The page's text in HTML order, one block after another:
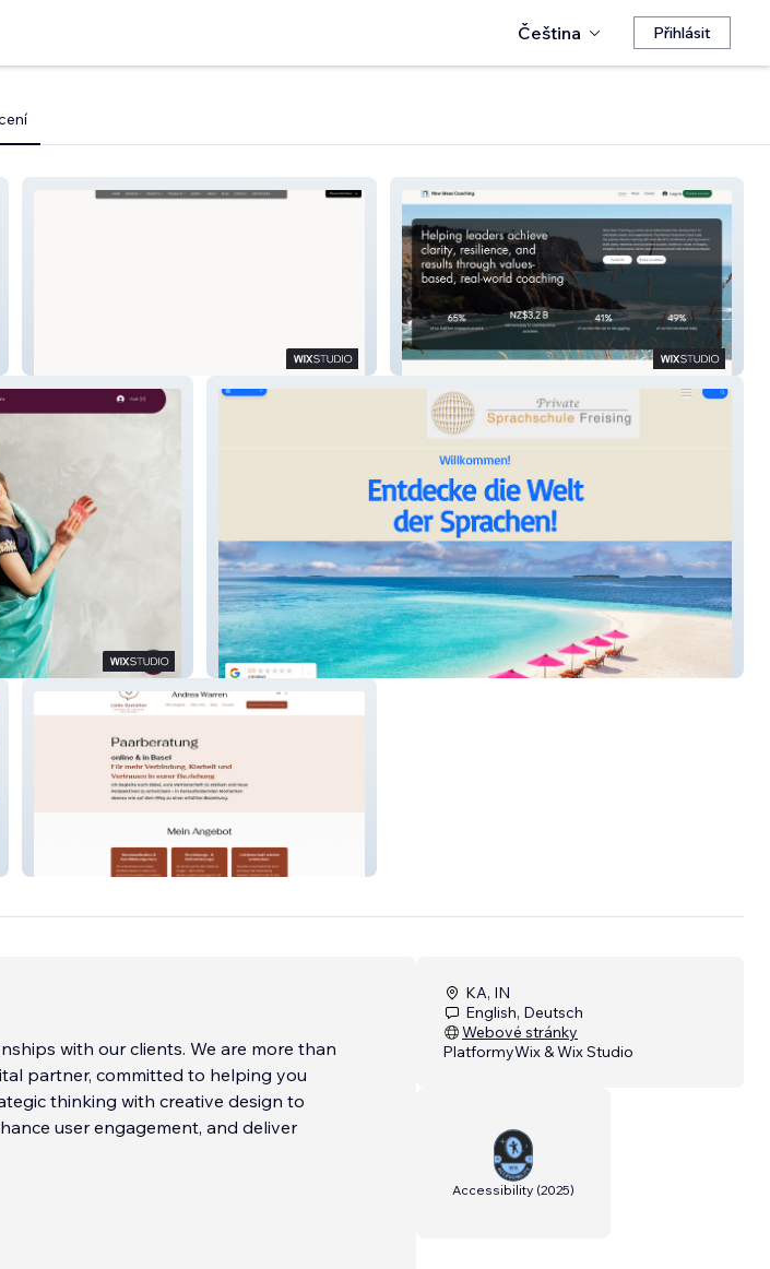
Čeština Přihlásit
New Ideas Coaching
Private Sprachschule
Liebe Gestalten Co
with our clients. We are more than
partner, committed to helping you
thinking with creative design to
user engagement, and deliver
KA, IN
English, Deutsch
Webové stránky
PlatformyWix & Wix Studio
Accessibility (2025)